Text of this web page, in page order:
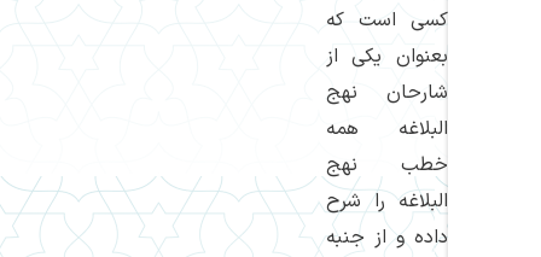
كسی است كه
بعنوان یکی از
شارحان نهج
البلاغه همه
خطب نهج
البلاغه را شرح
داده و از جنبه